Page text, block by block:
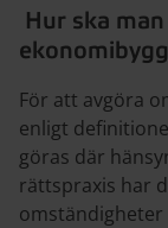
Hur ska
För att avgöra
enligt
göras där
rättspraxis har
omständigheter